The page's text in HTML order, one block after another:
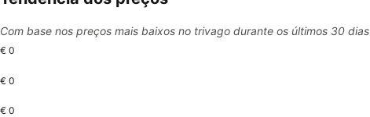
Com base nos preços mais baixos no trivago durante os últimos 30 dias
€ 0
€ 0
€ 0